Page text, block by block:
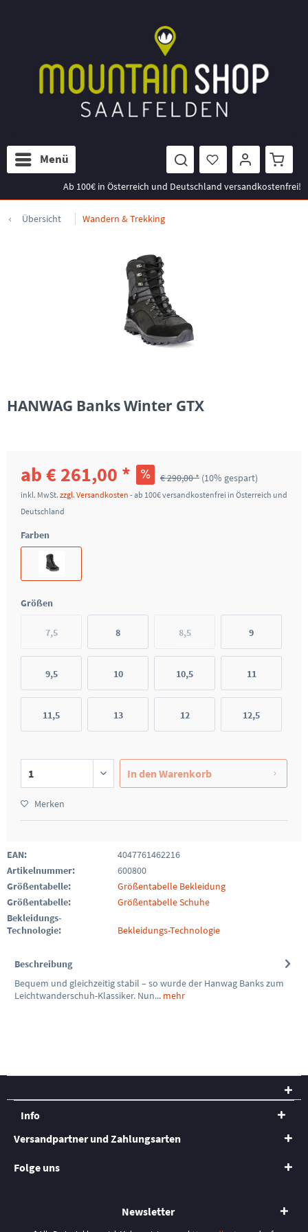
Menü
Ab 100€ in Österreich und Deutschland versandkostenfrei!
Übersicht Wandern & Trekking
HANWAG Banks Winter GTX
ab € 261,00 * € 290,00 * (10% gespart)
inkl. MwSt. zzgl. Versandkosten - ab 100€ versandkostenfrei in Österreich und
Deutschland
Farben
Größen
7,5 8 8,5 9
9,5 10 10,5 11
11,5 13 12 12,5
In den Warenkorb
Merken
EAN:
4047761462216
Artikelnummer:
600800
Größentabelle:
Größentabelle Bekleidung
Größentabelle:
Größentabelle Schuhe
Bekleidungs-
Technologie:
Bekleidungs-Technologie
Beschreibung
Bequem und gleichzeitig stabil – so wurde der Hanwag Banks zum
Leichtwanderschuh-Klassiker. Nun... mehr
Info
Versandpartner und Zahlungsarten
Folge uns
Newsletter